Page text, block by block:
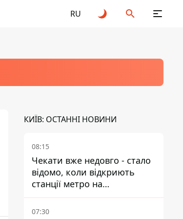
RU
КИЇВ: ОСТАННІ НОВИНИ
08:15
Чекати вже недовго - стало
відомо, коли відкриють
станції метро на
Виноградарі
07:30